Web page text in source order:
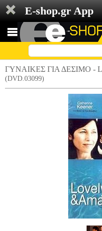
E-shop.gr App
ΓΥΝΑΙΚΕΣ ΓΙΑ ΔΕΣΙΜΟ -
(DVD.03099)